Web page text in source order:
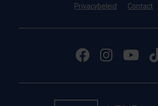
Privacybeleid Contact